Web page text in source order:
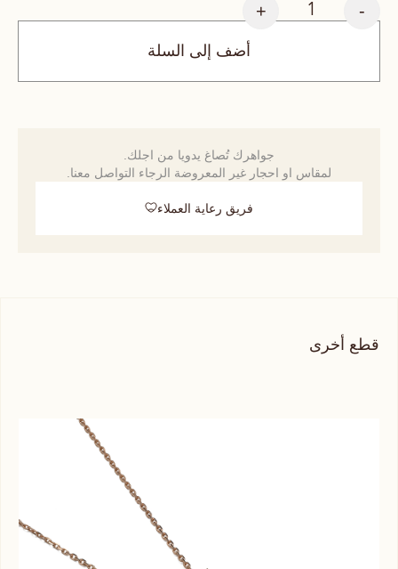
-
+
أضف إلى السلة
جواهرك تُصاغ يدويا من اجلك.
لمقاس او احجار غير المعروضة الرجاء التواصل معنا.
فريق رعاية العملاء
قطع أخرى